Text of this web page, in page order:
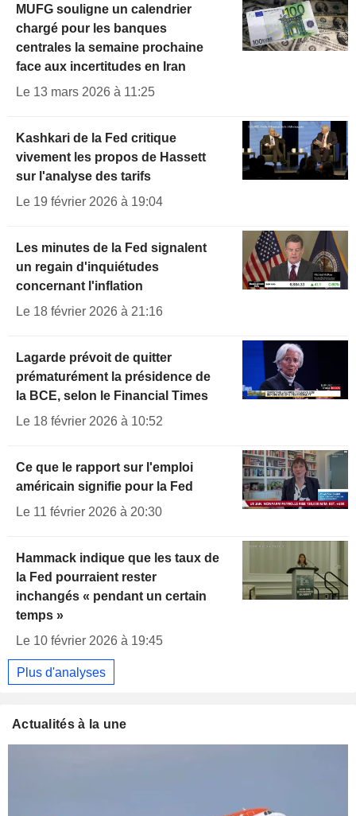
MUFG souligne un calendrier
chargé pour les banques
centrales la semaine prochaine
face aux incertitudes en Iran
Le 13 mars 2026 à 11:25
Kashkari de la Fed critique
vivement les propos de Hassett
sur l'analyse des tarifs
Le 19 février 2026 à 19:04
Les minutes de la Fed signalent
un regain d'inquiétudes
concernant l'inflation
Le 18 février 2026 à 21:16
Lagarde prévoit de quitter
prématurément la présidence de
la BCE, selon le Financial Times
Le 18 février 2026 à 10:52
Ce que le rapport sur l'emploi
américain signifie pour la Fed
Le 11 février 2026 à 20:30
Hammack indique que les taux de
la Fed pourraient rester
inchangés « pendant un certain
temps »
Le 10 février 2026 à 19:45
Plus d'analyses
Actualités à la une